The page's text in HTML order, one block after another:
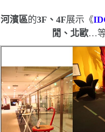
河濱區的3F、 4F展示《
閒、北歐…